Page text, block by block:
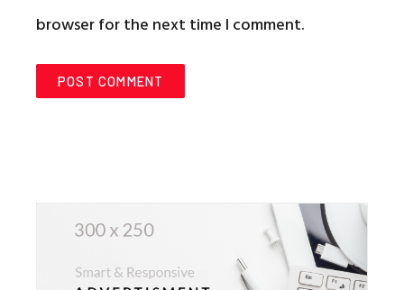
browser for the next time I comment.